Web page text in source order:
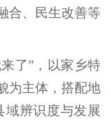
合、民生改善等
了”，以家乡特
为主体，搭配地
域辨识度与发展